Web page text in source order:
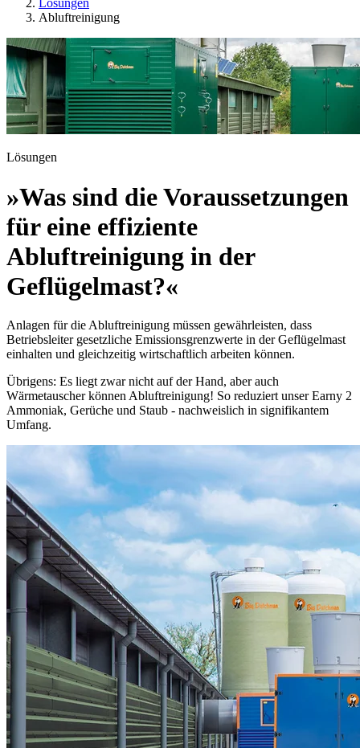
Lösungen
Abluftreinigung
Lösungen
»Was sind die Voraussetzungen
für eine effiziente
Abluftreinigung in der
Geflügelmast?«
Anlagen für die Abluftreinigung müssen gewährleisten, dass
Betriebsleiter gesetzliche Emissionsgrenzwerte in der Geflügelmast
einhalten und gleichzeitig wirtschaftlich arbeiten können.
Übrigens: Es liegt zwar nicht auf der Hand, aber auch
Wärmetauscher können Abluftreinigung! So reduziert unser Earny 2
Ammoniak, Gerüche und Staub - nachweislich in signifikantem
Umfang.